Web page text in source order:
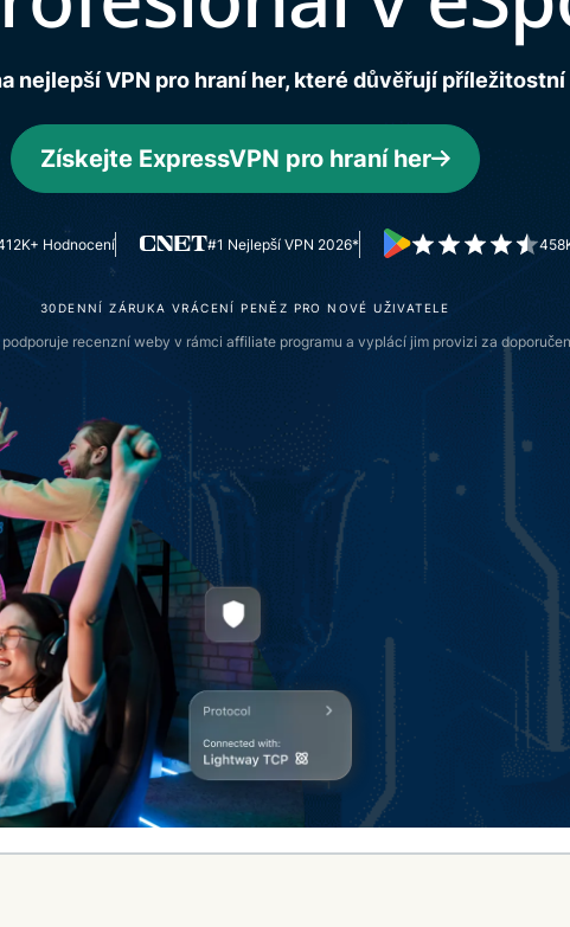
ověřování a
prostředí, co
vám dá
chrání
Defender
Výkonná
ochranu
monitoring a
odstranění
nejlepší VPN pro hraní her, které důvěřují
Získejte ExpressVPN pro hraní her
Hodnocení #1 Nejlepší VPN 2026*
30DENNÍ ZÁRUKA VRÁCENÍ PENĚZ PRO NOVÉ UŽIVATELE
podporuje recenzní weby v rámci affiliate programu a vyplácí jim provizi za